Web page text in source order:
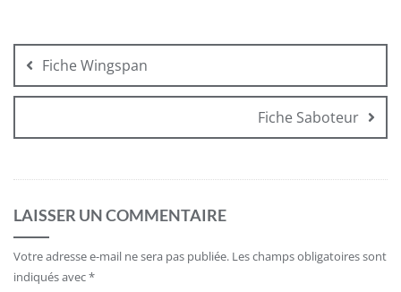
de
l’article
Fiche Wingspan
Fiche Saboteur
LAISSER UN COMMENTAIRE
Votre adresse e-mail ne sera pas publiée. Les champs obligatoires sont
indiqués avec*